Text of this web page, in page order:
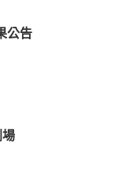
公告